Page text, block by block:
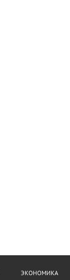
ЭКОНОМИКА